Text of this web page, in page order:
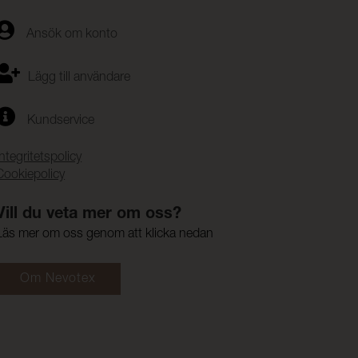
Ansök om konto
Lägg till användare
Kundservice
du veta mer om oss?
mer om oss genom att klicka nedan
Om Nevotex